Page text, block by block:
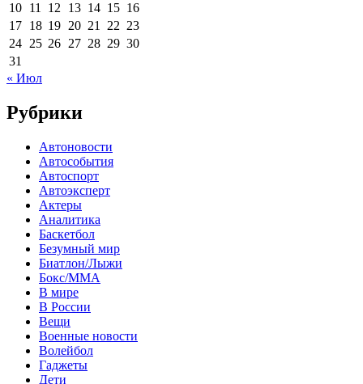
10 11 12 13 14 15 16
17 18 19 20 21 22 23
24 25 26 27 28 29 30
31
« Июл
Рубрики
Автоновости
Автособытия
Автоспорт
Автоэксперт
Актеры
Аналитика
Баскетбол
Безумный мир
Биатлон/Лыжи
Бокс/MMA
В мире
В России
Вещи
Военные новости
Волейбол
Гаджеты
Дети